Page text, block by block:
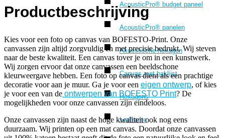
AcousticPro® budget paneel
AcousticPro® panelen
Akoestische hexagon
Canvas met baklijst
Hexagons
Ledframe
Productbeschrijving
Kies voor een foto op canvas van BOFESTO-Print. Onze
canvassen zijn altijd zorgvuldig en met precisie bedrukt. Wij steven
naar de beste kwaliteit. Een canvas tover je om in een kunstwerk.
Wij zorgen ervoor dat onze canvassen een beeldschone
kleurweergave hebben. Een foto op canvas dient als een prachtige
decoratie voor aan je muur. Ga je voor een eigen ontwerp, of kies
je voor een van de ontwerpen van BOFESTO Print? De
mogelijkheden voor onze canvassen zijn eindeloos.
Onze canvassen zijn naast de hoge kwaliteit ook nog eens
duurzaam. Wij printen op een mat canvas. Doordat onze canvassen